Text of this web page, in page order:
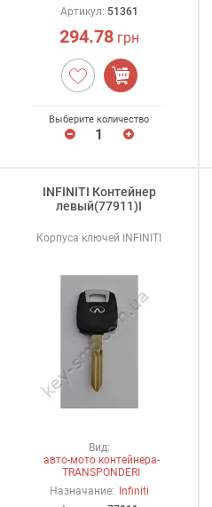
Артикул: 51361
294.78грн
Выберите количество
INFINITI Контейнер
левый(77911)I
Корпуса ключей INFINITI
Вид:
авто-мото контейнера-
TRANSPONDERI
Назначание: Infiniti